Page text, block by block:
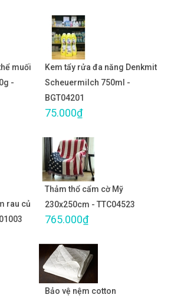
muối
-
Kem tẩy rửa đa năng Denkmit
Scheuermilch 750ml -
BGT04201
75.000₫
rau củ
Thảm thổ cẩm cờ Mỹ
230x250cm - TTC04523
765.000₫
Bảo vệ nệm cotton